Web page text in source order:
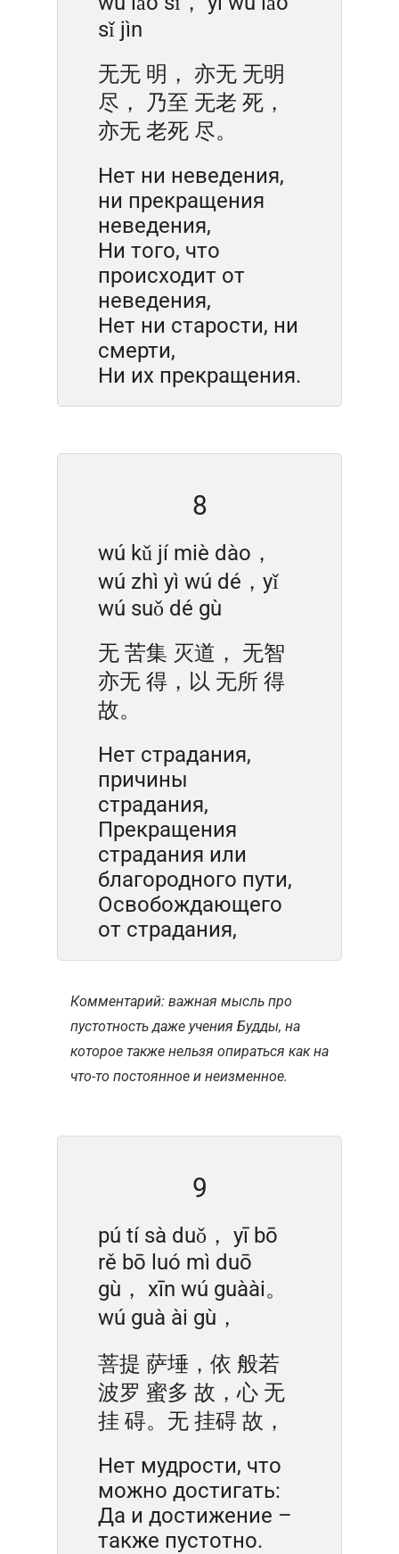
sǐ jìn
无无 明， 亦无 无明
尽， 乃至 无老 死，
亦无 老死 尽。
Нет ни неведения,
ни прекращения
неведения,
Ни того, что
происходит от
неведения,
Нет ни старости, ни
смерти,
Ни их прекращения.
8
wú kǔ jí miè dào，
wú zhì yì wú dé，yǐ
wú suǒ dé gù
无 苦集 灭道， 无智
亦无 得，以 无所 得
故。
Нет страдания,
причины
страдания,
Прекращения
страдания или
благородного пути,
Освобождающего
от страдания,
Комментарий: важная мысль про
пустотность даже учения Будды, на
которое также нельзя опираться как на
что-то постоянное и неизменное.
9
pú tí sà duǒ， yī bō
rě bō luó mì duō
gù， xīn wú guàài。
wú guà ài gù，
菩提 萨埵，依 般若
波罗 蜜多 故，心 无
挂 碍。无 挂碍 故，
Нет мудрости, что
можно достигать:
Да и достижение –
также пустотно.